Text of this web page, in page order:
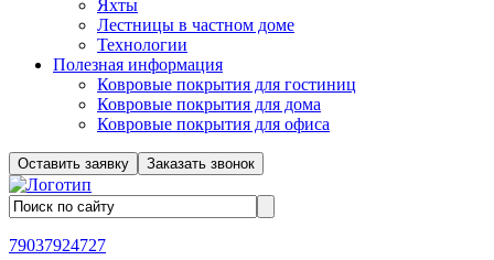
Яхты
Лестницы в частном доме
Технологии
Полезная информация
Ковровые покрытия для гостиниц
Ковровые покрытия для дома
Ковровые покрытия для офиса
Оставить заявку Заказать звонок
79037924727